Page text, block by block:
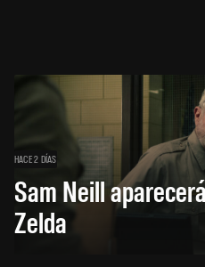
HACE 2 DÍAS
Sam Neill
Zelda